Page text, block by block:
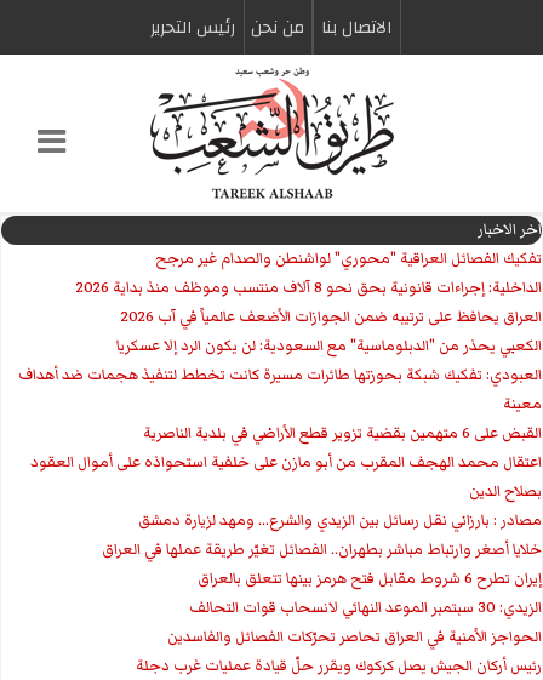
الاتصال بنا من نحن رئیس التحریر
اخر الاخبار
تفكيك الفصائل العراقية "محوري" لواشنطن والصدام غير مرجح
الداخلية: إجراءات قانونية بحق نحو 8 آلاف منتسب وموظف منذ بداية 2026
العراق يحافظ على ترتيبه ضمن الجوازات الأضعف عالمياً في آب 2026
الكعبي يحذر من "الدبلوماسية" مع السعودية: لن يكون الرد إلا عسكريا
العبودي: تفكيك شبكة بحوزتها طائرات مسيرة كانت تخطط لتنفيذ هجمات ضد أهداف
معينة
القبض على 6 متهمين بقضية تزوير قطع الأراضي في بلدية الناصرية
اعتقال محمد الهجف المقرب من أبو مازن على خلفية استحواذه على أموال العقود
بصلاح الدين
مصادر : بارزاني نقل رسائل بين الزيدي والشرع... ومهد لزيارة دمشق
خلايا أصغر وارتباط مباشر بطهران.. الفصائل تغيّر طريقة عملها في العراق
إيران تطرح 6 شروط مقابل فتح هرمز بينها تتعلق بالعراق
الزيدي: 30 سبتمبر الموعد النهائي لانسحاب قوات التحالف
الحواجز الأمنية في العراق تحاصر تحرّكات الفصائل والفاسدين
رئيس أركان الجيش يصل كركوك ويقرر حلّ قيادة عمليات غرب دجلة